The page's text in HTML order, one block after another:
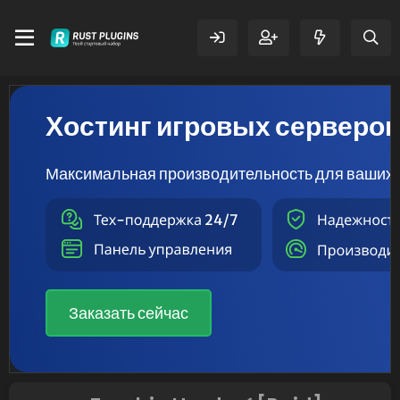
Хостинг игровых серверов
Максимальная производительность для ваших
Заказать сейчас